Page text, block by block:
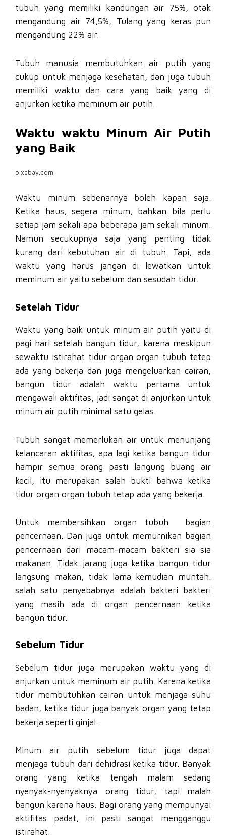
tubuh yang memiliki kandungan air 75%, otak
mengandung air 74,5%, Tulang yang keras pun
mengandung 22% air.
Tubuh manusia membutuhkan air putih yang
cukup untuk menjaga kesehatan, dan juga tubuh
memiliki waktu dan cara yang baik yang di
anjurkan ketika meminum air putih.
Waktu waktu Minum Air Putih
yang Baik
pixabay.com
Waktu minum sebenarnya boleh kapan saja.
Ketika haus, segera minum, bahkan bila perlu
setiap jam sekali apa beberapa jam sekali minum.
Namun secukupnya saja yang penting tidak
kurang dari kebutuhan air di tubuh. Tapi, ada
waktu yang harus jangan di lewatkan untuk
meminum air yaitu sebelum dan sesudah tidur.
Setelah Tidur
Waktu yang baik untuk minum air putih yaitu di
pagi hari setelah bangun tidur, karena meskipun
sewaktu istirahat tidur organ organ tubuh tetep
ada yang bekerja dan juga mengeluarkan cairan,
bangun tidur adalah waktu pertama untuk
mengawali aktifitas, jadi sangat di anjurkan untuk
minum air putih minimal satu gelas.
Tubuh sangat memerlukan air untuk menunjang
kelancaran aktifitas, apa lagi ketika bangun tidur
hampir semua orang pasti langung buang air
kecil, itu merupakan salah bukti bahwa ketika
tidur organ organ tubuh tetap ada yang bekerja.
Untuk membersihkan organ tubuh bagian
pencernaan. Dan juga untuk memurnikan bagian
pencernaan dari macam-macam bakteri sia sia
makanan. Tidak jarang juga ketika bangun tidur
langsung makan, tidak lama kemudian muntah.
salah satu penyebabnya adalah bakteri bakteri
yang masih ada di organ pencernaan ketika
bangun tidur.
Sebelum Tidur
Sebelum tidur juga merupakan waktu yang di
anjurkan untuk meminum air putih. Karena ketika
tidur membutuhkan cairan untuk menjaga suhu
badan, ketika tidur juga banyak organ yang tetap
bekerja seperti ginjal.
Minum air putih sebelum tidur juga dapat
menjaga tubuh dari dehidrasi ketika tidur. Banyak
orang yang ketika tengah malam sedang
nyenyak-nyenyaknya orang tidur, tapi malah
bangun karena haus. Bagi orang yang mempunyai
aktifitas padat, ini pasti sangat mengganggu
istirahat.